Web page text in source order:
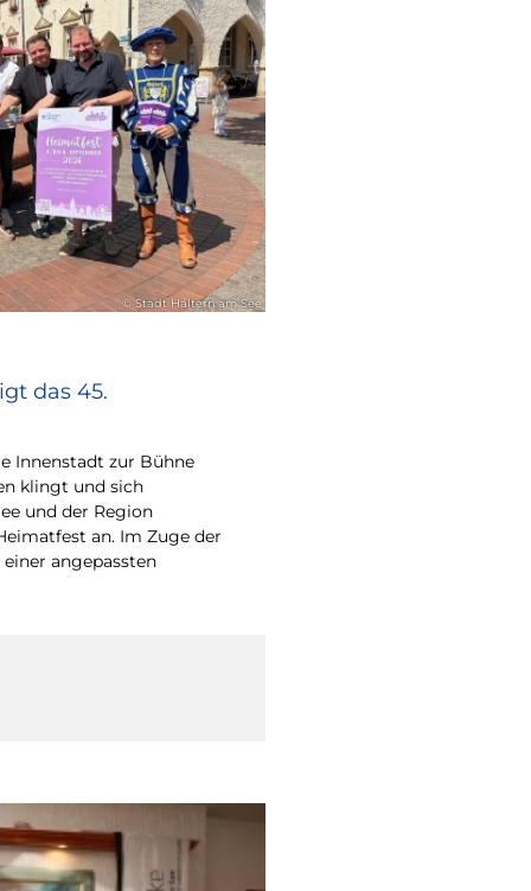
© Stadt Haltern am See
das 45.
Innenstadt zur Bühne
klingt und sich
und der Region
an. Im Zuge der
angepassten